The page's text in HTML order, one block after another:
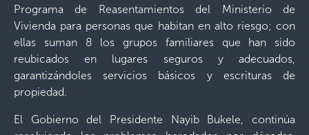
Programa de Reasentamientos del Ministerio de
Vivienda para personas que habitan en alto riesgo; con
ellas suman 8 los grupos familiares que han sido
reubicados en lugares seguros y adecuados,
garantizándoles servicios básicos y escrituras de
propiedad.
El Gobierno del Presidente Nayib Bukele, continúa